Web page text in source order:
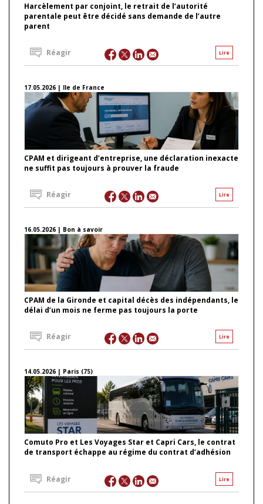
Harcèlement par conjoint, le retrait de l’autorité
parentale peut être décidé sans demande de l’autre
parent
Lire
Réagir
17.05.2026 | Ile de France
CPAM et dirigeant d’entreprise, une déclaration inexacte
ne suffit pas toujours à prouver la fraude
Lire
Réagir
16.05.2026 | Bon à savoir
CPAM de la Gironde et capital décès des indépendants, le
délai d’un mois ne ferme pas toujours la porte
Lire
Réagir
14.05.2026 | Paris (75)
Comuto Pro et Les Voyages Star et Capri Cars, le contrat
de transport échappe au régime du contrat d’adhésion
Lire
Réagir